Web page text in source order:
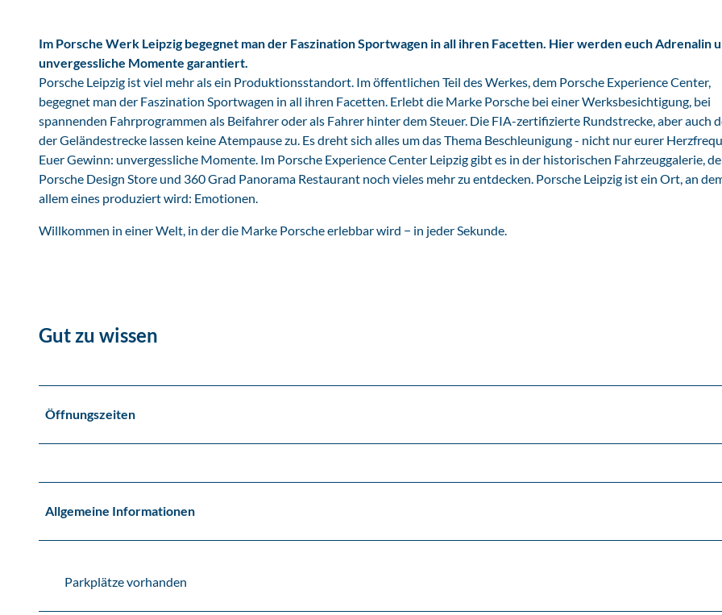
W
e
r
k
L
e
i
p
z
g
Im Porsche Werk Leipzig begegnet man der Faszination Sportwagen in all ihren Facetten. Hier werden euch Adrenalin
unvergessliche Momente garantiert.
Porsche Leipzig ist viel mehr als ein Produktionsstandort. Im öffentlichen Teil des Werkes, dem Porsche Experience Center,
begegnet man der Faszination Sportwagen in all ihren Facetten. Erlebt die Marke Porsche bei einer Werksbesichtigung, bei
spannenden Fahrprogrammen als Beifahrer oder als Fahrer hinter dem Steuer. Die FIA-zertifizierte Rundstrecke, aber auch
der Geländestrecke lassen keine Atempause zu. Es dreht sich alles um das Thema Beschleunigung - nicht nur eurer
Euer Gewinn: unvergessliche Momente. Im Porsche Experience Center Leipzig gibt es in der historischen Fahrzeuggalerie,
Porsche Design Store und 360 Grad Panorama Restaurant noch vieles mehr zu entdecken. Porsche Leipzig ist ein Ort, an
allem eines produziert wird: Emotionen.
Willkommen in einer Welt, in der die Marke Porsche erlebbar wird ­− in jeder Sekunde.
Gut zu wissen
Öffnungszeiten
Allgemeine Informationen
Parkplätze vorhanden